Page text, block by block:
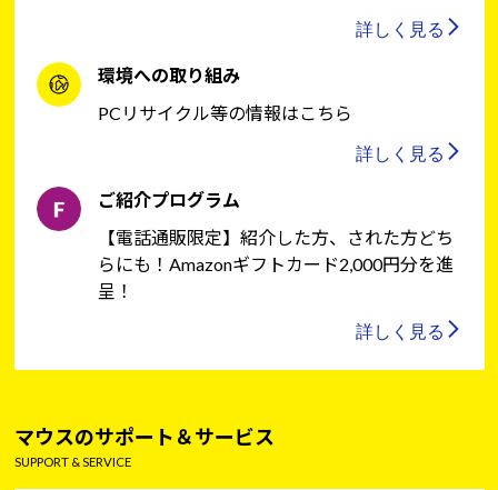
詳しく見る
環境への取り組み
PCリサイクル等の情報はこちら
詳しく見る
ご紹介プログラム
【電話通販限定】紹介した方、された方どち
らにも！Amazonギフトカード2,000円分を進
呈！
詳しく見る
マウスのサポート＆サービス
SUPPORT & SERVICE